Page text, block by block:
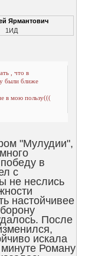
Ярмантович
1ИД
, что в
были ближе
в мою пользу(((
"Мулудии",
в
с
не неслись
настойчивее
После
искала
Роману